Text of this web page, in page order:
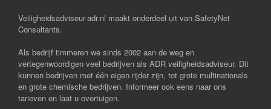
Veiligheidsadviseur-adr.nl maakt onderdeel uit van SafetyNet
Consultants.
Als bedrijf timmeren we sinds 2002 aan de weg en
vertegenwoordigen veel bedrijven als ADR veiligheidsadviseur. Dit
kunnen bedrijven met één eigen rijder zijn, tot grote multinationals
en grote chemische bedrijven. Informeer ook eens naar ons
tarieven en laat u overtuigen.